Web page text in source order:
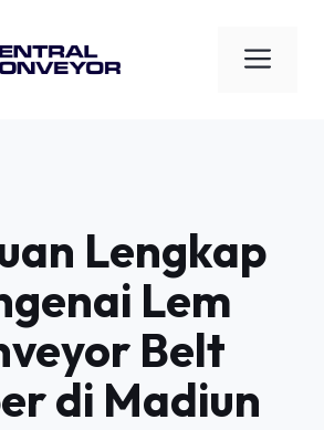
Lengkap
Lem
Belt
di Madiun